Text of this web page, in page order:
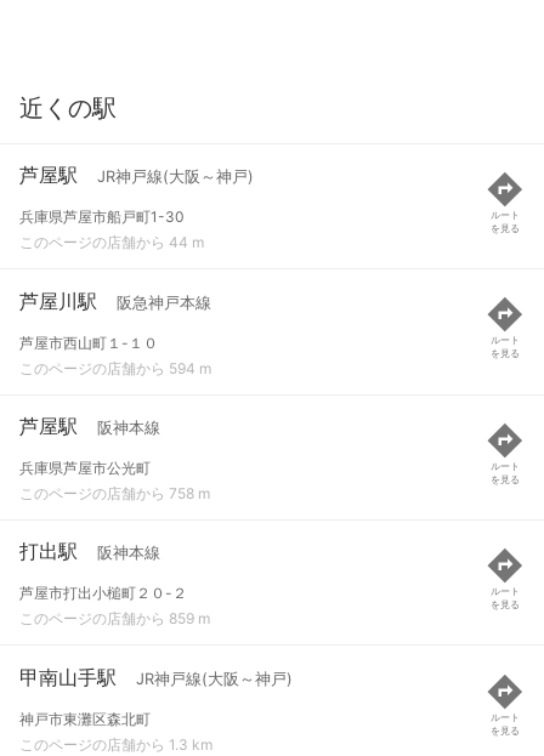
近くの駅
芦屋駅 JR神戸線(大阪～神戸)
兵庫県芦屋市船戸町1-30
このページの店舗から 44 m
ルート
を見る
芦屋川駅 阪急神戸本線
芦屋市西山町１-１０
このページの店舗から 594 m
ルート
を見る
芦屋駅 阪神本線
兵庫県芦屋市公光町
このページの店舗から 758 m
ルート
を見る
打出駅 阪神本線
芦屋市打出小槌町２０-２
このページの店舗から 859 m
ルート
を見る
甲南山手駅 JR神戸線(大阪～神戸)
神戸市東灘区森北町
このページの店舗から 1.3 km
ルート
を見る